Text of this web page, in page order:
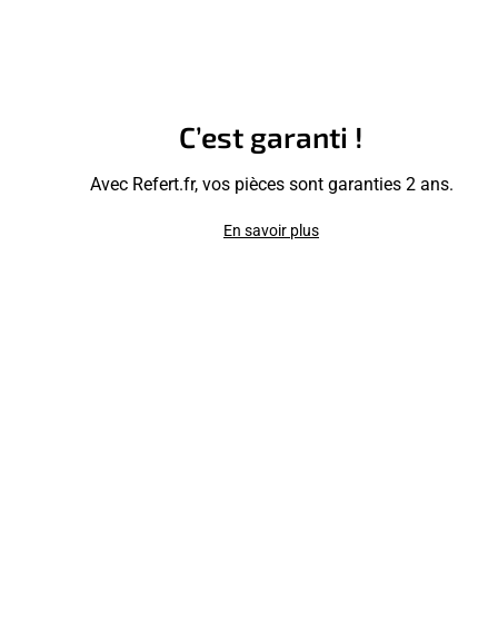
C’est garanti !
Avec Refert.fr, vos pièces sont garanties 2 ans.
En savoir plus